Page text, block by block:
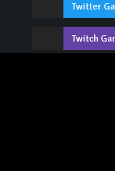
Twitter
Twitch